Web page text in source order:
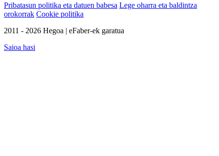
Pribatasun politika eta datuen babesa Lege oharra eta baldintza
orokorrak Cookie politika
2011 - 2026 Hegoa | eFaber-ek garatua
Saioa hasi